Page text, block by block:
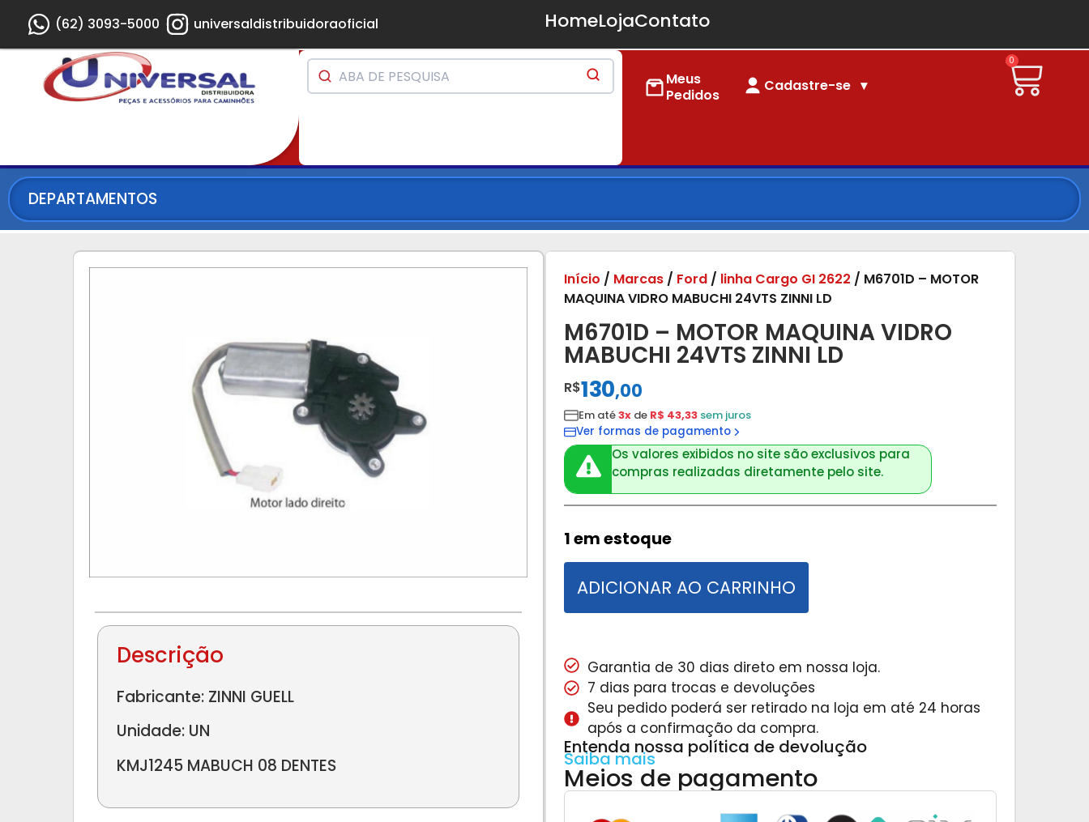
(62) 3093-5000 universaldistribuidoraoficial HomeLojaContato
Meus
Pedidos
Cadastre-se
0
DEPARTAMENTOS
Descrição
Fabricante: ZINNI GUELL
Unidade: UN
KMJ1245 MABUCH 08 DENTES
M6701D – MOTOR MAQUINA VIDRO
MABUCHI 24VTS ZINNI LD
Início / Marcas / Ford / linha Cargo GI 2622 / M6701D – MOTOR
MAQUINA VIDRO MABUCHI 24VTS ZINNI LD
R$130,00
Em até3x de R$ 43,33 sem juros
Ver formas de pagamento
Os valores exibidos no site são exclusivos para
compras realizadas diretamente pelo site.
1 em estoque
ADICIONAR AO CARRINHO
Garantia de 30 dias direto em nossa loja.
7 dias para trocas e devoluções
Seu pedido poderá ser retirado na loja em até 24 horas
após a confirmação da compra.
Entenda nossa política de devolução
Saiba mais
Meios de pagamento